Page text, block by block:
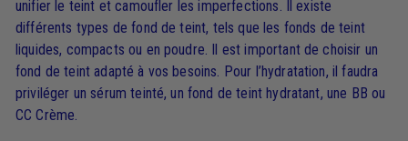
unifier le teint et camoufler les imperfections. Il existe
différents types de fond de teint, tels que les fonds de teint
liquides, compacts ou en poudre. Il est important de choisir un
fond de teint adapté à vos besoins. Pour l’hydratation, il faudra
priviléger un sérum teinté, un fond de teint hydratant, une BB ou
CC Crème.